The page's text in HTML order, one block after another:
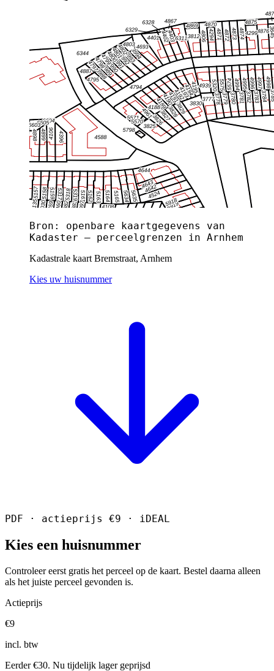
Bron: openbare kaartgegevens van
Kadaster — perceelgrenzen in Arnhem
Kadastrale kaart Bremstraat, Arnhem
Kies uw huisnummer
PDF · actieprijs €9 · iDEAL
Kies een huisnummer
Controleer eerst gratis het perceel op de kaart. Bestel daarna alleen
als het juiste perceel gevonden is.
Actieprijs
€9
incl. btw
Eerder €30. Nu tijdelijk lager geprijsd